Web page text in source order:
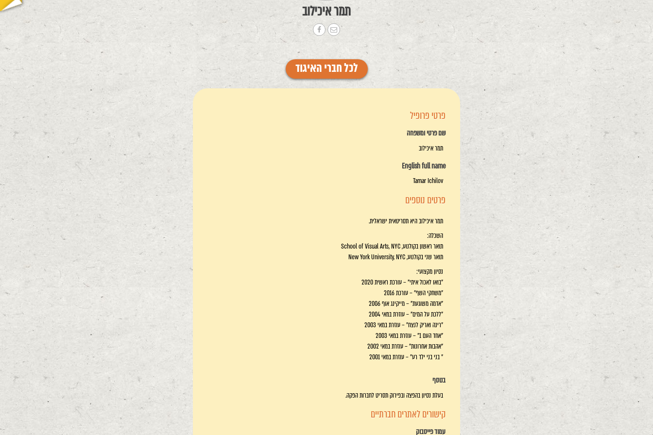
תמר איכילוב
לכל חברי האיגוד
פרטי פרופיל
שם פרטי ומשפחה
תמר איכילוב
English full name
Tamar Ichilov
פרטים נוספים
תמר איכילוב היא תסריטאית ישראלית.
השכלה:
תואר ראשון בקולנוע, School of Visual Arts, NYC
תואר שני בקולנוע, New York University, NYC
נסיון מקצועי:
"בואו לאכול איתי" – עורכת ראשית 2020
"משחקי השף" – עורכת 2016
"אדמה משוגעת" – מייקינג אוף 2006
"ללכת על המים" – עוזרת במאי 2004
"רינה ואריק לנצח" – עוזרת במאי 2003
"אחד העם 1" – עוזרת במאי 2003
"אהבות אחרונות" – עוזרת במאי 2002
" בני בני ילד רע" – עוזרת במאי 2001
בנוסף
בעלת נסיון בהפצה ובפירוק תסריט לחברות הפקה.
קישורים לאתרים חברתיים
עמוד פייסבוק